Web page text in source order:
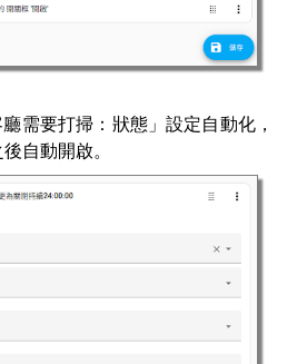
需要打掃：狀態」設定自動化，
自動開啟。